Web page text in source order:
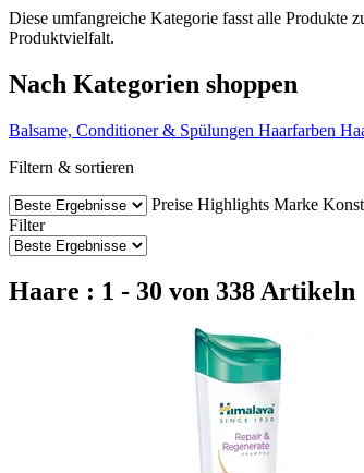
Diese umfangreiche Kategorie fasst alle Produkte
Produktvielfalt.
Nach Kategorien shoppen
Balsame, Conditioner & Spülungen Haarfarben
Filtern & sortieren
Preise Highlights Marke
Filter
Haare : 1 - 30 von 338 Artikeln